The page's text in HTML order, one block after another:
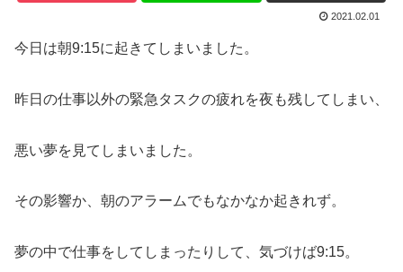
2021.02.01
今日は朝9:15に起きてしまいました。
昨日の仕事以外の緊急タスクの疲れを夜も残してしまい、
悪い夢を見てしまいました。
その影響か、朝のアラームでもなかなか起きれず。
夢の中で仕事をしてしまったりして、気づけば9:15。